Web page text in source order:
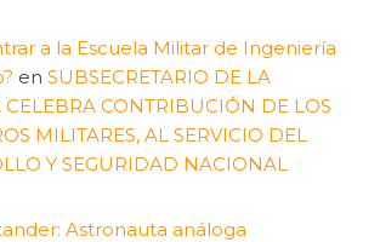
a la Escuela Militar de Ingeniería
en SUBSECRETARIO DE LA
CELEBRA CONTRIBUCIÓN DE LOS
MILITARES, AL SERVICIO DEL
Y SEGURIDAD NACIONAL
Astronauta análoga